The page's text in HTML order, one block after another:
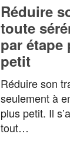
Réduire
toute
par
petit
Réduire son
seulement à
plus petit. Il
tout…